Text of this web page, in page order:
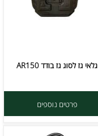
גלאי גז לסוג גז בודד AR150
פרטים נוספים